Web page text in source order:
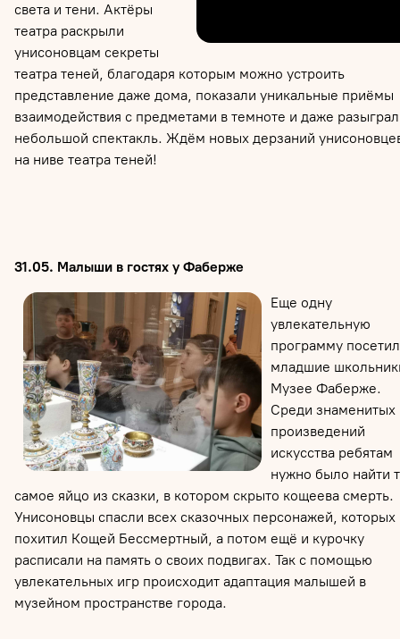
света и тени. Актёры
театра раскрыли
унисоновцам секреты
театра теней, благодаря которым можно устроить
представление даже дома, показали уникальные приёмы
взаимодействия с предметами в темноте и даже
небольшой спектакль. Ждём новых дерзаний
на ниве театра теней!
31.05. Малыши в гостях у Фаберже
Еще одну
увлекательную
программу
младшие
Музее Фаберже.
Среди знаменитых
произведений
искусства ребятам
нужно было найти
самое яйцо из сказки, в котором скрыто кощеева смерть.
Унисоновцы спасли всех сказочных персонажей, которых
похитил Кощей Бессмертный, а потом ещё и курочку
расписали на память о своих подвигах. Так с помощью
увлекательных игр происходит адаптация малышей в
музейном пространстве города.